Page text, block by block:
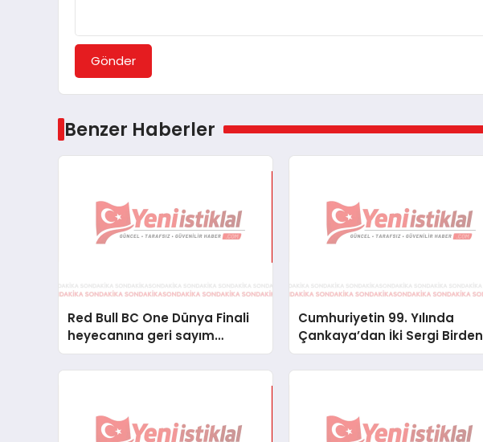
Gönder
Benzer Haberler
Red Bull BC One Dünya Finali
heyecanına geri sayım
başladı
Cumhuriyetin 99. Yılında
Çankaya’dan İki Sergi Birden